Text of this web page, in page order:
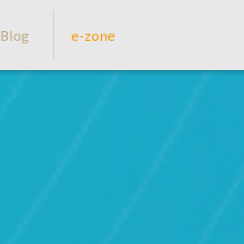
Blog e-zone